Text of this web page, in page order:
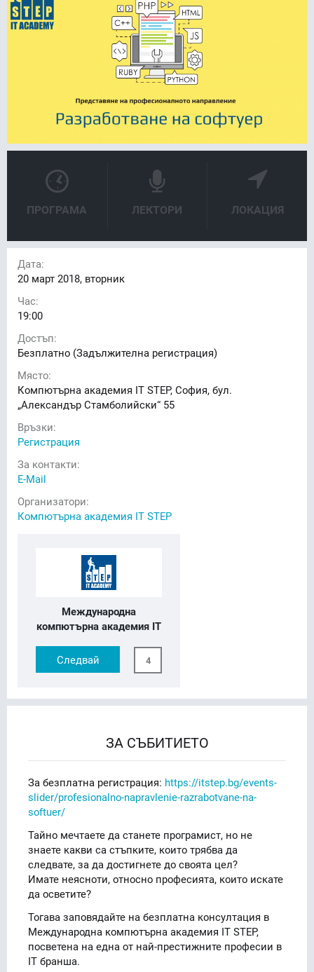
ПРОГРАМА ЛЕКТОРИ ЛОКАЦИЯ
Дата:
20 март 2018, вторник
Час:
19:00
Достъп:
Безплатно (Задължителна регистрация)
Място:
Компютърна академия IT STEP, София, бул.
„Александър Стамболийски“ 55
Връзки:
Регистрация
За контакти:
E-Mail
Организатори:
Компютърна академия IT STEP
Международна
компютърна академия IT
Следвай
4
ЗА СЪБИТИЕТО
За безплатна регистрация: https://itstep.bg/events-
slider/profesionalno-napravlenie-razrabotvane-na-
softuer/
Тайно мечтаете да станете програмист, но не
знаете какви са стъпките, които трябва да
следвате, за да достигнете до своята цел?
Имате неясноти, относно професията, които искате
да осветите?
Тогава заповядайте на безплатна консултация в
Международна компютърна академия IT STEP,
посветена на една от най-престижните професии в
IT бранша.